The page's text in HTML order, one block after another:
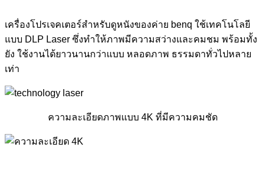
เครื่องโปรเจคเตอร์สำหรับดูหนังของค่าย benq ใช้เทคโนโลยี
แบบ DLP Laser ซึ่งทำให้ภาพมีความสว่างและคมชม พร้อมทั้ง
ยัง ใช้งานได้ยาวนานกว่าแบบ หลอดภาพ ธรรมดาทั่วไปหลาย
เท่า
ความละเอียดภาพแบบ 4K ที่มีความคมชัด